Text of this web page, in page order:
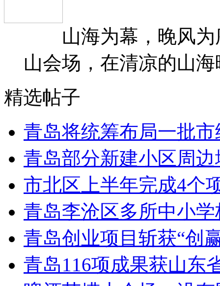
山海为幕，晚风为
山会场，在清凉的山
精选帖子
青岛将统筹布局一批市
青岛部分新建小区周
市北区上半年完成4个
青岛李沧区多所中小
青岛创业项目斩获“创
青岛116项成果获山东